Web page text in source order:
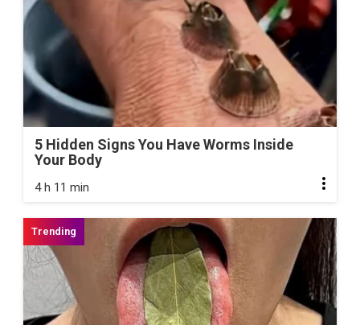
5 Hidden Signs You Have Worms Inside
Your Body
4 h 11 min